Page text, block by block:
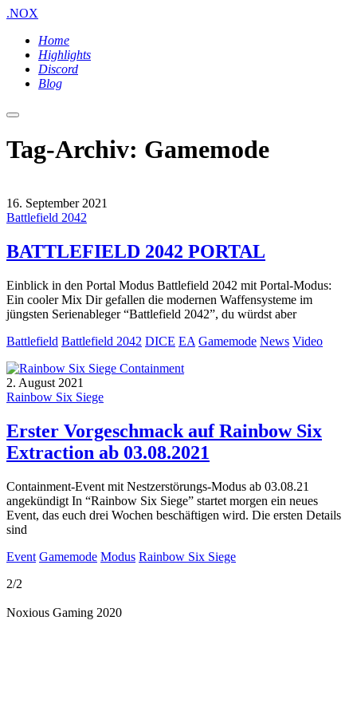
.NOX
Home
Highlights
Discord
Blog
Hauptmenü
Tag-Archiv: Gamemode
16. September 2021
Battlefield 2042
BATTLEFIELD 2042 PORTAL
Einblick in den Portal Modus Battlefield 2042 mit Portal-Modus:
Ein cooler Mix Dir gefallen die modernen Waffensysteme im
jüngsten Serienableger “Battlefield 2042”, du würdst aber
Battlefield Battlefield 2042 DICE EA Gamemode News Video
2. August 2021
Rainbow Six Siege
Erster Vorgeschmack auf Rainbow Six
Extraction ab 03.08.2021
Containment-Event mit Nestzerstörungs-Modus ab 03.08.21
angekündigt In “Rainbow Six Siege” startet morgen ein neues
Event, das euch drei Wochen beschäftigen wird. Die ersten Details
sind
Event Gamemode Modus Rainbow Six Siege
2/2
Noxious Gaming 2020